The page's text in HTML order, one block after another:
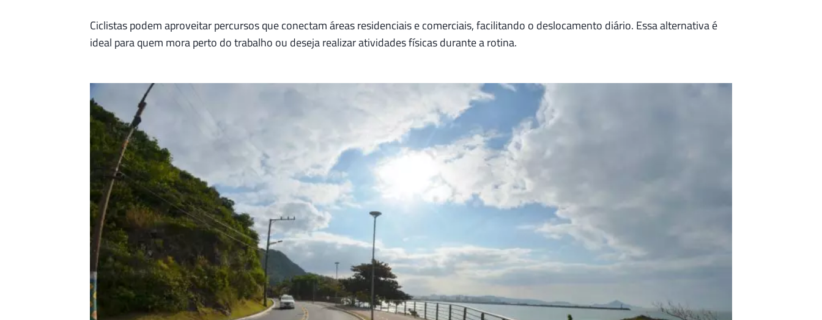
Ciclistas podem aproveitar percursos que conectam áreas residenciais e comerciais, facilitando o deslocamento diário. Essa alternativa é
ideal para quem mora perto do trabalho ou deseja realizar atividades físicas durante a rotina.